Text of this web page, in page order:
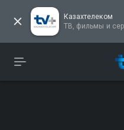
Казахтелеком
ТВ, фильмы и